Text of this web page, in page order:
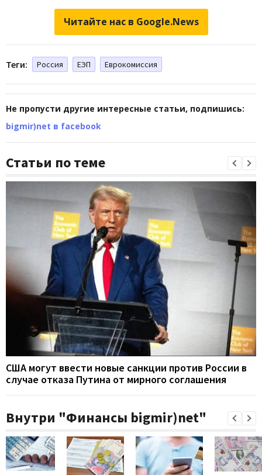
Читайте нас в Google.News
Теги: Россия ЕЭП Еврокомиссия
Не пропусти другие интересные статьи, подпишись:
bigmir)net в facebook
Статьи по теме
США могут ввести новые санкции против России в
случае отказа Путина от мирного соглашения
Внутри "Финансы bigmir)net"